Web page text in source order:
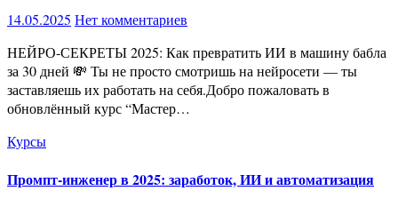
14.05.2025 Нет комментариев
НЕЙРО-СЕКРЕТЫ 2025: Как превратить ИИ в машину бабла
за 30 дней 💸 Ты не просто смотришь на нейросети — ты
заставляешь их работать на себя.Добро пожаловать в
обновлённый курс “Мастер…
Курсы
Промпт-инженер в 2025: заработок, ИИ и автоматизация